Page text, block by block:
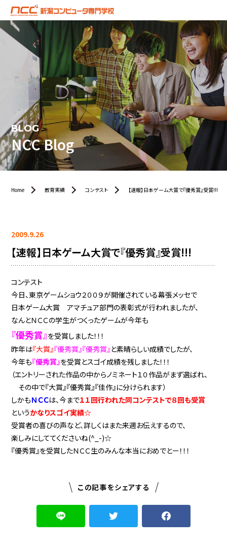
BLOG
NCC Blog
Home 教育実績 コンテスト 【速報】日本ゲーム大賞で『優秀賞』受賞!!!
2009.9.26
【速報】日本ゲーム大賞で『優秀賞』受賞!!!
コンテスト
今日、東京ゲームショウ２００９が開催されている幕張メッセで
日本ゲーム大賞 アマチュア部門の表彰式が行われましたが、
なんとＮＣＣの学生がつくったゲームが今年も
『優秀賞』を受賞しました！！！
昨年は『大賞』『優秀賞』『優秀賞』と素晴らしい成績でしたが、
今年も『優秀賞』を受賞とスゴイ成績を残しました！！！
（エントリーされた作品の中からノミネート１０作品がまず選ばれ、
その中で『大賞』『優秀賞』『佳作』に分けられます）
しかもＮＣＣは、今まで１１回行われた同コンテストで８回も受賞
というかなりスゴイ実績☆
受賞者の喜びの声など、詳しくはまた来週お伝えするので、
楽しみにしててくださいね(^_-)☆
『優秀賞』を受賞したＮＣＣ生のみんな本当におめでとー！！！
この記事をシェアする